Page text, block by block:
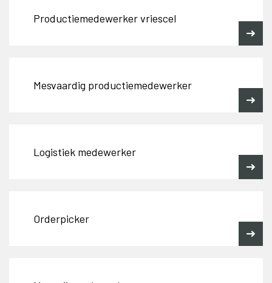
Productiemedewerker vriescel
Mesvaardig productiemedewerker
Logistiek medewerker
Orderpicker